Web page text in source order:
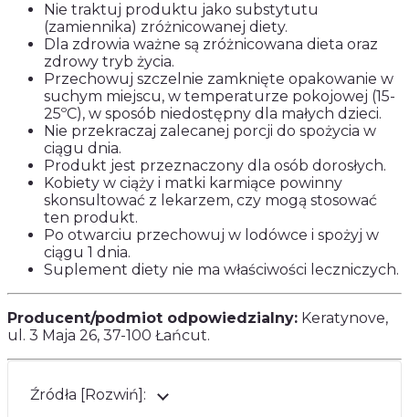
Nie traktuj produktu jako substytutu
(zamiennika) zróżnicowanej diety.
Dla zdrowia ważne są zróżnicowana dieta oraz
zdrowy tryb życia.
Przechowuj szczelnie zamknięte opakowanie w
suchym miejscu, w temperaturze pokojowej (15-
25ºC), w sposób niedostępny dla małych dzieci.
Nie przekraczaj zalecanej porcji do spożycia w
ciągu dnia.
Produkt jest przeznaczony dla osób dorosłych.
Kobiety w ciąży i matki karmiące powinny
skonsultować z lekarzem, czy mogą stosować
ten produkt.
Po otwarciu przechowuj w lodówce i spożyj w
ciągu 1 dnia.
Suplement diety nie ma właściwości leczniczych.
Producent/podmiot odpowiedzialny: Keratynove,
ul. 3 Maja 26, 37-100 Łańcut.
Źródła [Rozwiń]: